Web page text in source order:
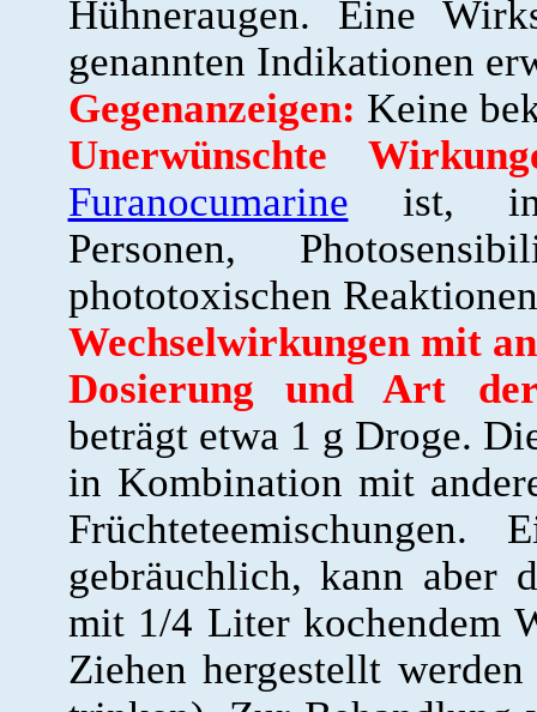
Hühneraugen. Eine
genannten Indikationen
Gegenanzeigen: Keine
Unerwünschte
Furanocumarine ist,
Personen,
phototoxischen
Wechselwirkungen mit
Dosierung und Art
beträgt etwa 1 g Droge.
in Kombination mit
gebräuchlich, kann aber
mit 1/4 Liter kochendem
Ziehen hergestellt